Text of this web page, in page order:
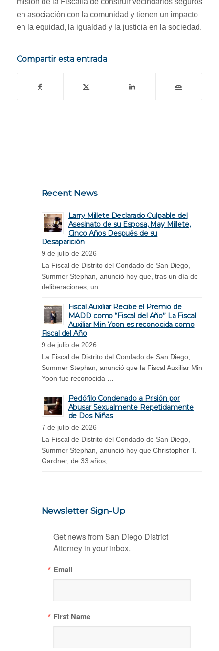
en asociación con la comunidad y tienen un impacto
en la equidad, la igualdad y la justicia en la sociedad.
Compartir esta entrada
Recent News
Larry Millete Declarado Culpable del
Asesinato de su Esposa, May Millete,
Cinco Años Después de su
Desaparición
9 de julio de 2026
La Fiscal de Distrito del Condado de San Diego,
Summer Stephan, anunció hoy que, tras un día de
deliberaciones, un …
Fiscal Auxiliar Recibe el Premio de
MADD como “Fiscal del Año” La Fiscal
Auxiliar Min Yoon es reconocida como
Fiscal del Año
9 de julio de 2026
La Fiscal de Distrito del Condado de San Diego,
Summer Stephan, anunció que la Fiscal Auxiliar Min
Yoon fue reconocida …
Pedófilo Condenado a Prisión por
Abusar Sexualmente Repetidamente
de Dos Niñas
7 de julio de 2026
La Fiscal de Distrito del Condado de San Diego,
Summer Stephan, anunció hoy que Christopher T.
Gardner, de 33 años, …
Newsletter Sign-Up
Get news from San Diego District
Attorney in your inbox.
Email
First Name